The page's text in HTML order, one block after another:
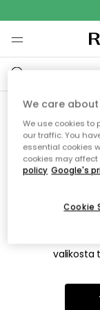
Emme
Tämä voi johtua
on siirretty
valikosta
We care
We use cookies
our traffic. You
essential cookies
cookies may affect
policy Google's
Cookie